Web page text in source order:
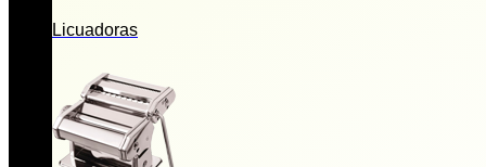
Licuadoras